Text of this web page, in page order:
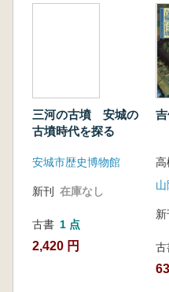
三河の古墳 安城の
古墳時代を探る
安城市歴史博物館
新刊 在庫なし
古書 1 点
2,420 円
新
古